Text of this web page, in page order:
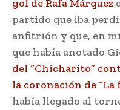
gol de Rafa Márquez
partido que iba
anfitrión y que, en
que había anotado
del “Chicharito”
la coronación de
había llegado al